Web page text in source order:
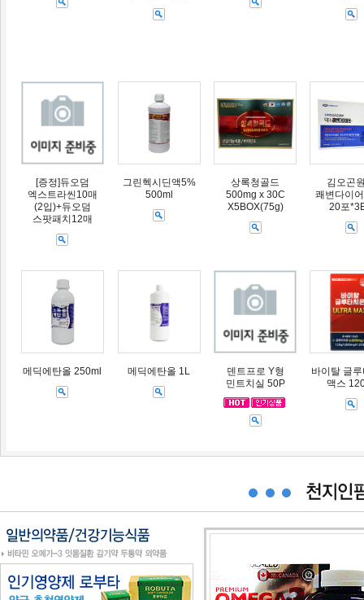
[증정]듀오덤
엑스트라씬10매
(2입)+듀오덤
스팟패치12매
그린헥시딘액5%
500ml
상록청골드
500mg x 30C
X5BOX(75g)
김오곤
쾌변다이
20포
메딕에탄올 250ml 메딕에탄올 1L
덴트프로 Y형
민트치실 50P
바이탈 글
맥스